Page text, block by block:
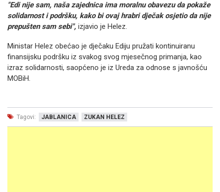
"Edi nije sam, naša zajednica ima moralnu obavezu da pokaže
solidarnost i podršku, kako bi ovaj hrabri dječak osjetio da nije
prepušten sam sebi", izjavio je Helez.
Ministar Helez obećao je dječaku Ediju pružati kontinuiranu
finansijsku podršku iz svakog svog mjesečnog primanja, kao
izraz solidarnosti, saopćeno je iz Ureda za odnose s javnošću
MOBiH.
Tagovi: JABLANICA ZUKAN HELEZ